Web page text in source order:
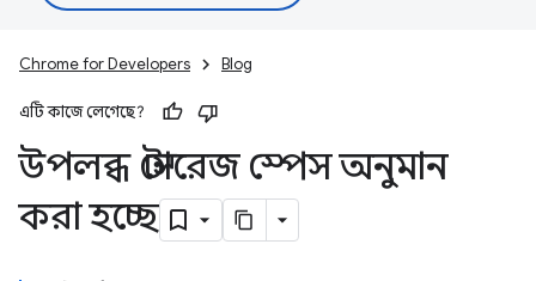
Chrome for Developers Blog
এটি কাজে লেগেছে?
উপলব্ধ স্টোরেজ স্পেস অনুমান
করা হচ্ছে